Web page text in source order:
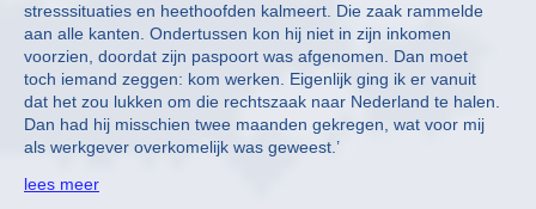
stresssituaties en heethoofden kalmeert. Die zaak rammelde
aan alle kanten. Ondertussen kon hij niet in zijn inkomen
voorzien, doordat zijn paspoort was afgenomen. Dan moet
toch iemand zeggen: kom werken. Eigenlijk ging ik er vanuit
dat het zou lukken om die rechtszaak naar Nederland te halen.
Dan had hij misschien twee maanden gekregen, wat voor mij
als werkgever overkomelijk was geweest.’
lees meer